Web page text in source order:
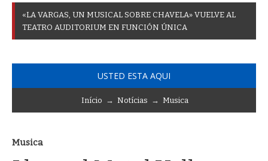
«LA VARGAS UN MUSICAL SOBRE CHAVELA» VUELVE AL
TEATRO AUDITORIUM EN FUNCIÓN ÚNICA
USTED ESTA AQUI
Início → Notícias → Musica
Musica